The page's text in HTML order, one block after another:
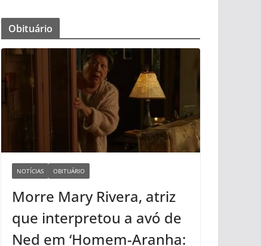
Obituário
NOTÍCIAS OBITUÁRIO
Morre Mary Rivera, atriz
que interpretou a avó de
Ned em ‘Homem-Aranha: